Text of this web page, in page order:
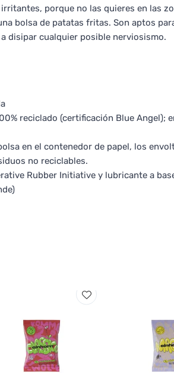
porque no las quieres en las
bolsa de patatas fritas. Son aptos
disipar cualquier posible nerviosismo.
reciclado (certificación Blue Angel);
en el contenedor de papel, los
no reciclables.
Rubber Initiative y lubricante a